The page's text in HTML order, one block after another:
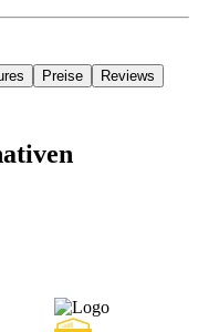
Preise Reviews